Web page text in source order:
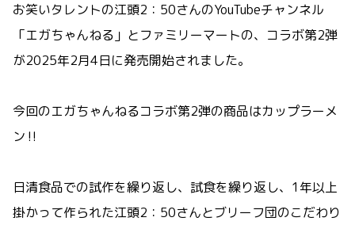
お笑いタレントの江頭2：50さんのYouTubeチャンネル
「エガちゃんねる」とファミリーマートの、コラボ第2弾
が2025年2月4日に発売開始されました。
今回のエガちゃんねるコラボ第2弾の商品はカップラーメ
ン‼
日清食品での試作を繰り返し、試食を繰り返し、1年以上
掛かって作られた江頭2：50さんとブリーフ団のこだわり